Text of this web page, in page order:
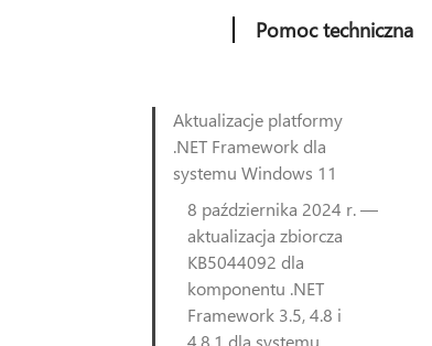
Pomoc techniczna
Aktualizacje platformy
.NET Framework dla
systemu Windows 11
8 października 2024 r. —
aktualizacja zbiorcza
KB5044092 dla
komponentu .NET
Framework 3.5, 4.8 i
4.8.1 dla systemu